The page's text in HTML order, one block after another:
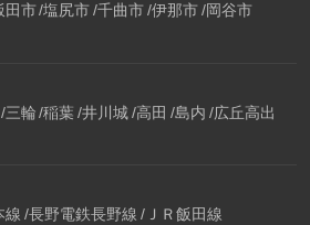
田市 塩尻市 千曲市 伊那市 岡谷市
三輪 稲葉 井川城 高田 島内 広丘高出
線 長野電鉄長野線 ＪＲ飯田線